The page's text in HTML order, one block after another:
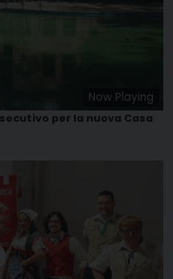
Now Playing
per la nuova Casa